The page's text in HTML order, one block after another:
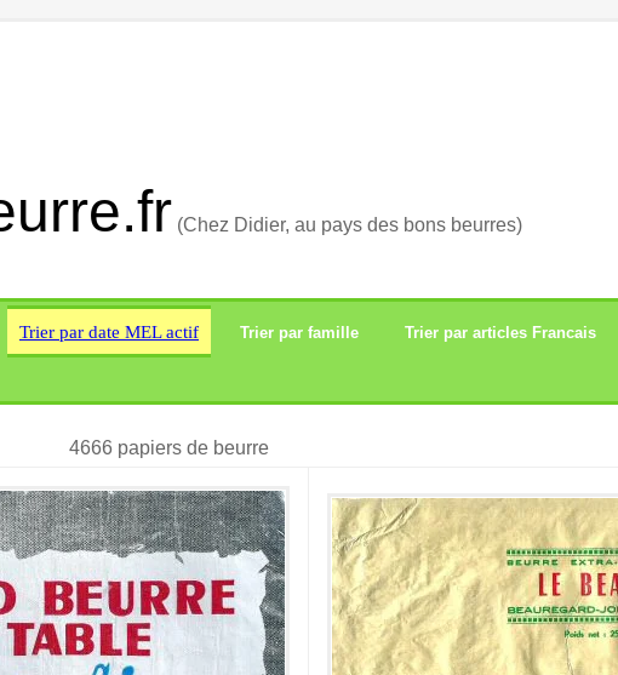
(Chez Didier, au pays des bons beurres)
Trier par date MEL actif Trier par famille Trier par articles Francais
4666 papiers de beurre